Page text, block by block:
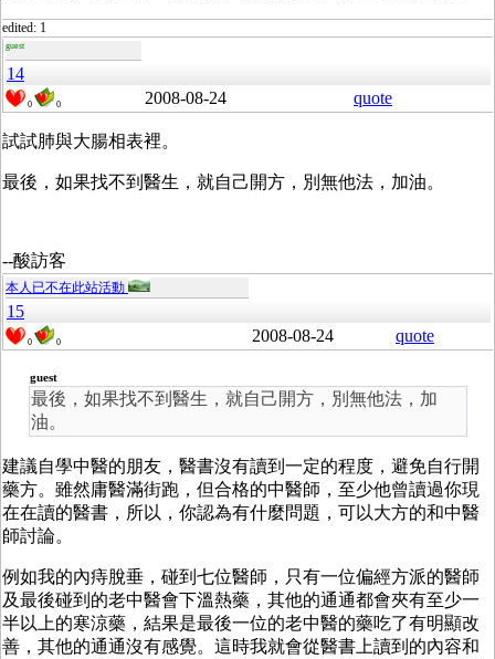
edited: 1
guest
14
0 0 2008-08-24 quote
試試肺與大腸相表裡。
最後，如果找不到醫生，就自己開方，別無他法，加油。
--酸訪客
本人已不在此站活動
15
0 0 2008-08-24 quote
guest
最後，如果找不到醫生，就自己開方，別無他法，加
油。
建議自學中醫的朋友，醫書沒有讀到一定的程度，避免自行開
藥方。雖然庸醫滿街跑，但合格的中醫師，至少他曾讀過你現
在在讀的醫書，所以，你認為有什麼問題，可以大方的和中醫
師討論。
例如我的內痔脫垂，碰到七位醫師，只有一位偏經方派的醫師
及最後碰到的老中醫會下溫熱藥，其他的通通都會夾有至少一
半以上的寒涼藥，結果是最後一位的老中醫的藥吃了有明顯改
善，其他的通通沒有感覺。這時我就會從醫書上讀到的內容和